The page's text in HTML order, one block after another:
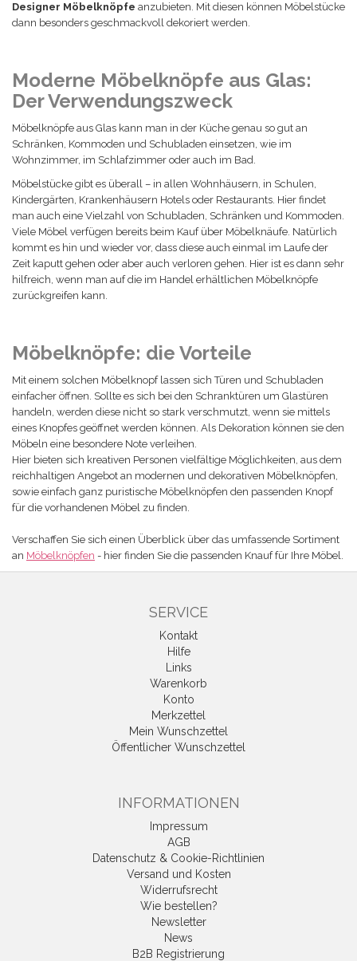
Designer Möbelknöpfe anzubieten. Mit diesen können Möbelstücke
dann besonders geschmackvoll dekoriert werden.
Moderne Möbelknöpfe aus Glas:
Der Verwendungszweck
Möbelknöpfe aus Glas kann man in der Küche genau so gut an
Schränken, Kommoden und Schubladen einsetzen, wie im
Wohnzimmer, im Schlafzimmer oder auch im Bad.
Möbelstücke gibt es überall – in allen Wohnhäusern, in Schulen,
Kindergärten, Krankenhäusern Hotels oder Restaurants. Hier findet
man auch eine Vielzahl von Schubladen, Schränken und Kommoden.
Viele Möbel verfügen bereits beim Kauf über Möbelknäufe. Natürlich
kommt es hin und wieder vor, dass diese auch einmal im Laufe der
Zeit kaputt gehen oder aber auch verloren gehen. Hier ist es dann sehr
hilfreich, wenn man auf die im Handel erhältlichen Möbelknöpfe
zurückgreifen kann.
Möbelknöpfe: die Vorteile
Mit einem solchen Möbelknopf lassen sich Türen und Schubladen
einfacher öffnen. Sollte es sich bei den Schranktüren um Glastüren
handeln, werden diese nicht so stark verschmutzt, wenn sie mittels
eines Knopfes geöffnet werden können. Als Dekoration können sie den
Möbeln eine besondere Note verleihen.
Hier bieten sich kreativen Personen vielfältige Möglichkeiten, aus dem
reichhaltigen Angebot an modernen und dekorativen Möbelknöpfen,
sowie einfach ganz puristische Möbelknöpfen den passenden Knopf
für die vorhandenen Möbel zu finden.
Verschaffen Sie sich einen Überblick über das umfassende Sortiment
an Möbelknöpfen - hier finden Sie die passenden Knauf für Ihre Möbel.
SERVICE
Kontakt
Hilfe
Links
Warenkorb
Konto
Merkzettel
Mein Wunschzettel
Öffentlicher Wunschzettel
INFORMATIONEN
Impressum
AGB
Datenschutz & Cookie-Richtlinien
Versand und Kosten
Widerrufsrecht
Wie bestellen?
Newsletter
News
B2B Registrierung